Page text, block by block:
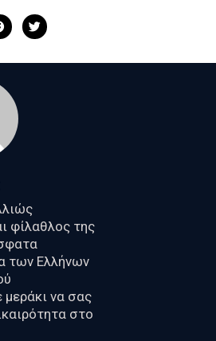
φίλαθλος της
των Ελλήνων
μεράκι να σας
στο